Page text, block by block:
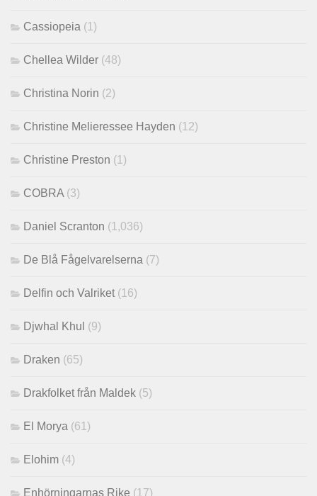
Cassiopeia (1)
Chellea Wilder (48)
Christina Norin (2)
Christine Melieressee Hayden (12)
Christine Preston (1)
COBRA (3)
Daniel Scranton (1,036)
De Blå Fågelvarelserna (7)
Delfin och Valriket (16)
Djwhal Khul (9)
Draken (65)
Drakfolket från Maldek (5)
El Morya (61)
Elohim (4)
Enhörningarnas Rike (17)